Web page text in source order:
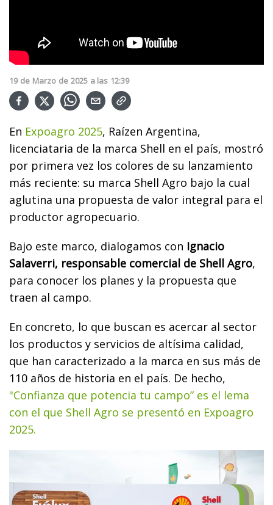
19 de Marzo de 2025 a las 12:39
En Expoagro 2025, Raízen Argentina,
licenciataria de la marca Shell en el país, mostró
por primera vez los colores de su lanzamiento
más reciente: su marca Shell Agro bajo la cual
aglutina una propuesta de valor integral para el
productor agropecuario.
Bajo este marco, dialogamos con Ignacio
Salaverri, responsable comercial de Shell Agro,
para conocer los planes y la propuesta que
traen al campo.
En concreto, lo que buscan es acercar al sector
los productos y servicios de altísima calidad,
que han caracterizado a la marca en sus más de
110 años de historia en el país. De hecho,
"Confianza que potencia tu campo” es el lema
con el que Shell Agro se presentó en Expoagro
2025.